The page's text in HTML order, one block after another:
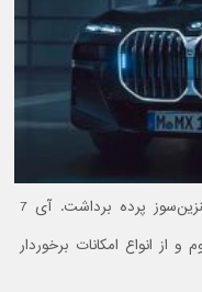
بی ام و از نسخه ضدگلوله i7 و سری 7 بنزین‌سوز پرده برداشت. آی 7
از انواع امکانات برخوردار